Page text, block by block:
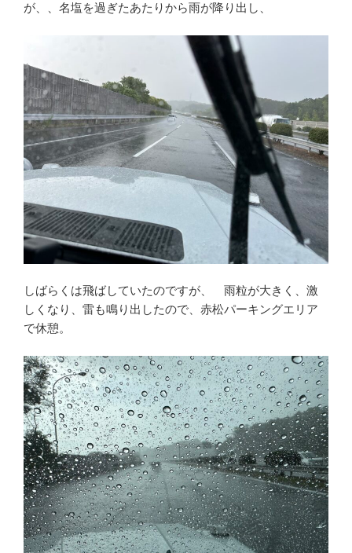
が、、名塩を過ぎたあたりから雨が降り出し、
しばらくは飛ばしていたのですが、 雨粒が大きく、激
しくなり、雷も鳴り出したので、赤松パーキングエリア
で休憩。